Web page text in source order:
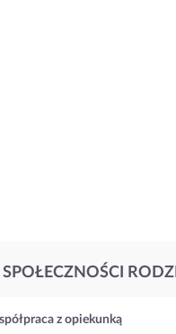
z opiekunką